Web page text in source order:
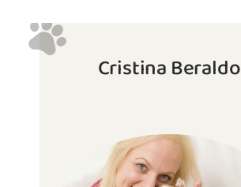
Cristina Beraldo